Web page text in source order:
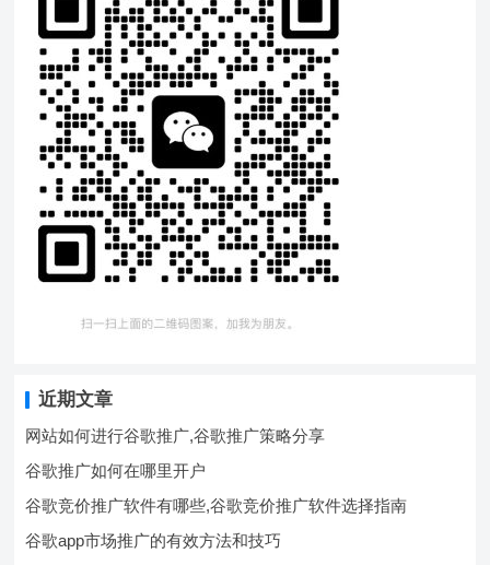
近期文章
网站如何进行谷歌推广,谷歌推广策略分享
谷歌推广如何在哪里开户
谷歌竞价推广软件有哪些,谷歌竞价推广软件选择指南
谷歌app市场推广的有效方法和技巧